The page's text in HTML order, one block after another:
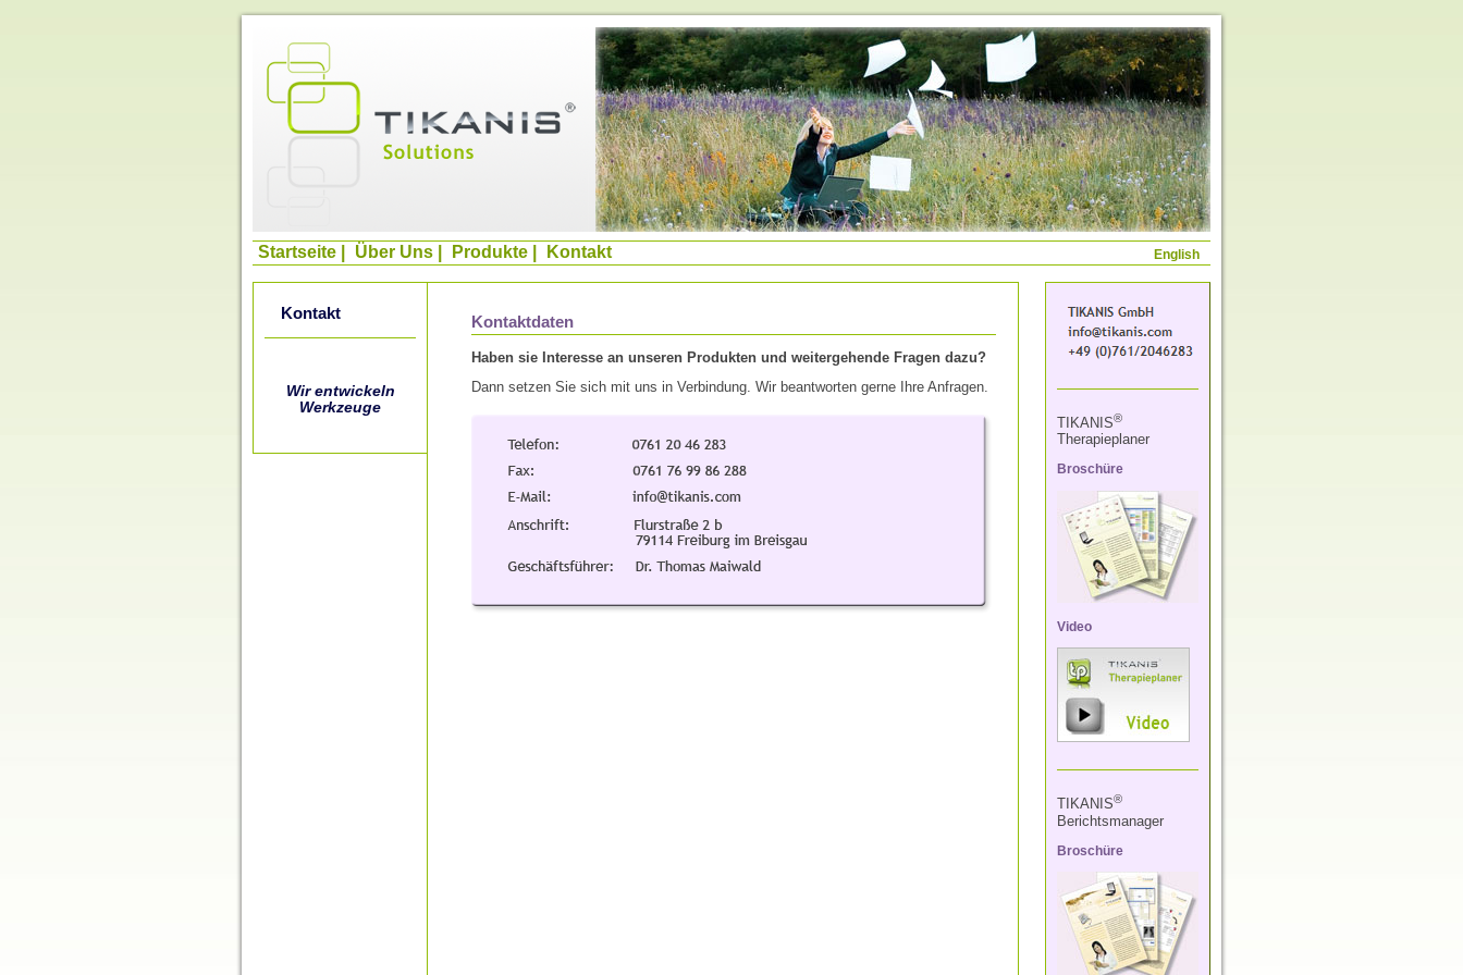
Startseite Über Uns Produkte Kontakt English
Kontakt
Wir entwickeln
Werkzeuge
TIKANIS®
Therapieplaner
Broschüre
Video
TIKANIS®
Berichtsmanager
Broschüre
Kontaktdaten
Haben sie Interesse an unseren Produkten und weitergehende Fragen dazu?
Dann setzen Sie sich mit uns in Verbindung. Wir beantworten gerne Ihre Anfragen.